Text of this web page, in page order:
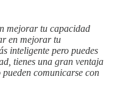
mejorar tu capacidad
en mejorar tu
inteligente pero puedes
tienes una gran ventaja
comunicarse con